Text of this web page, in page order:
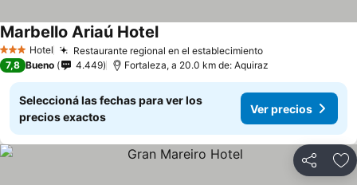
3 Estrellas
Hotel Restaurante regional en el establecimientoVer precios
Marbello Ariaú HotelVer precios
7,8 Bueno 4.449 Fortaleza, a 20.0 km de: Aquiraz
Seleccioná las fechas para ver los
precios exactos
Ver precios
Compartir